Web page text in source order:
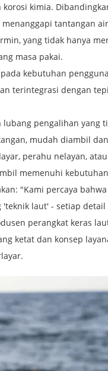
kimia.
tantangan
yang tidak hanya
masa pakai.
kebutuhan
terintegrasi dengan
lubang pengalihan
mudah diambil
perahu nelayan,
memenuhi
"Kami percaya
laut' - setiap
perangkat keras
ketat dan konsep